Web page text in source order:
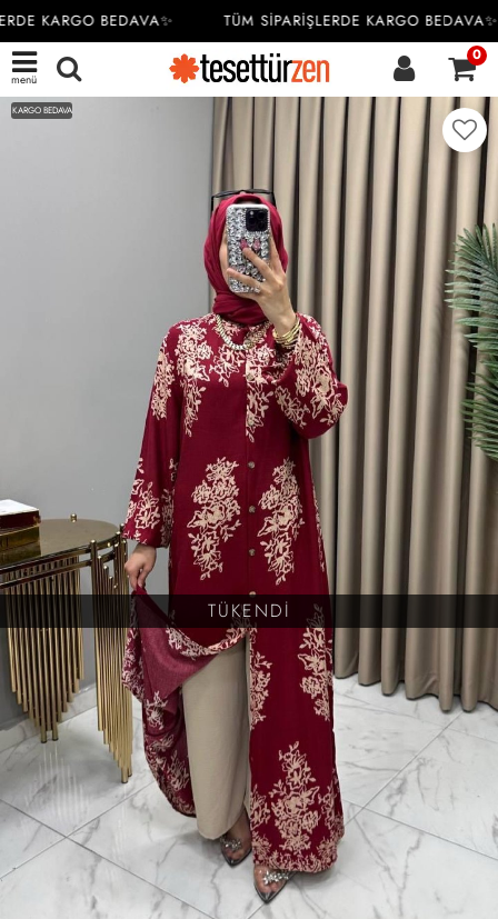
KARGO BEDAVA✨ TÜM SİPARİŞLERDE KARGO BEDAVA✨
menü
0
TÜKENDİ
KARGO BEDAVA